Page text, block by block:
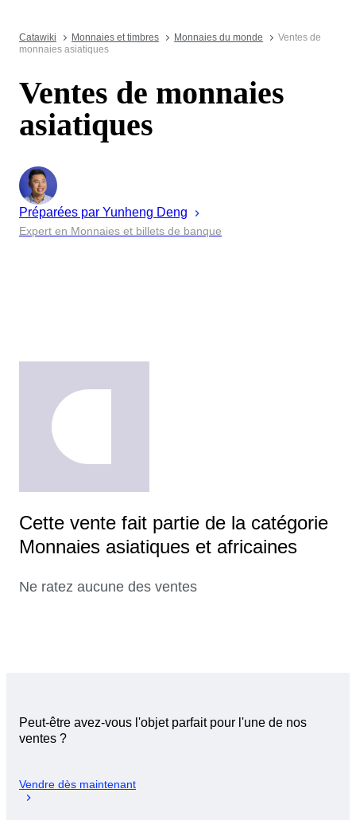
Catawiki Monnaies et timbres Monnaies du monde
Ventes de
monnaies asiatiques
Ventes de monnaies
asiatiques
Préparées par Yunheng Deng
Expert en Monnaies et billets de banque
Cette vente fait partie de la catégorie
Monnaies asiatiques et africaines
Ne ratez aucune des ventes
Peut-être avez-vous l'objet parfait pour l'une de nos
ventes ?
Vendre dès maintenant